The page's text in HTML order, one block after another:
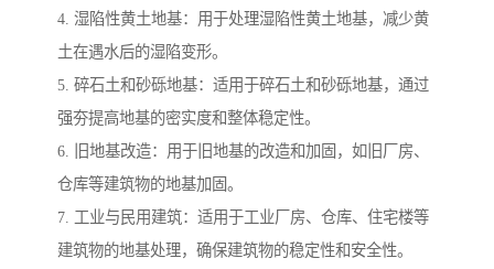
4. 湿陷性黄土地基：用于处理湿陷性黄土地基，减少黄
土在遇水后的湿陷变形。
5. 碎石土和砂砾地基：适用于碎石土和砂砾地基，通过
强夯提高地基的密实度和整体稳定性。
6. 旧地基改造：用于旧地基的改造和加固，如旧厂房、
仓库等建筑物的地基加固。
7. 工业与民用建筑：适用于工业厂房、仓库、住宅楼等
建筑物的地基处理，确保建筑物的稳定性和安全性。